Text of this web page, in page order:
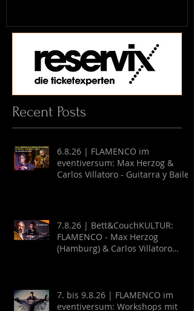
Recent Posts
6.8.26 | FLAMENCO im
eventiversum: Max Herzog &
Carlos Villatoro - Guitarra y Baile
7.8.26 | Bett&CouchKULTUR:
FLAMENCO - Max Herzog
(Hamburg) & Carlos Villatoro
7. bis 9.8.26 | FLAMENCO im
eventiversum: Workshops mit